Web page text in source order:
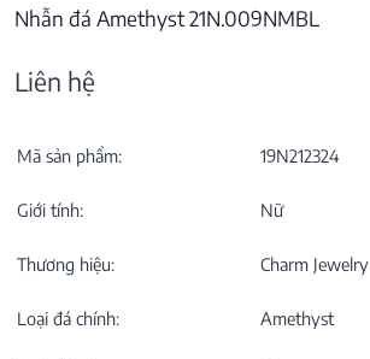
Nhẫn đá Amethyst 21N.009NMBL
Liên hệ
Mã sản phẩm: 19N212324
Giới tính: Nữ
Thương hiệu: Charm Jewelry
Loại đá chính: Amethyst